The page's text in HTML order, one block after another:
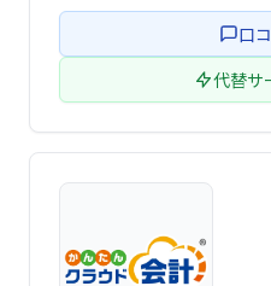
ト削減を実現し、企業の財
口
代替サ